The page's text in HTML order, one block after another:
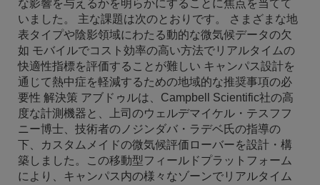
な影響を与えるかを明らかにすることに焦点を当てて
いました。 主な課題は次のとおりです。 さまざまな地
表タイプや陰影領域にわたる動的な微気候データの欠
如 モバイルでコスト効率の高い方法でリアルタイムの
快適性指標を評価することが難しい キャンパス設計を
通じて熱中症を軽減するための地域的な推奨事項の必
要性 解決策 アブドゥルは、Campbell Scientific社の高
度な計測機器と、上司のウェルデマイケル・テスフフ
ニー博士、技術者のノジンダバ・ラデベ氏の指導の
下、カスタムメイドの微気候評価ローバーを設計・構
築しました。この移動型フィールドプラットフォーム
により、キャンパス内の様々なゾーンでリアルタイム